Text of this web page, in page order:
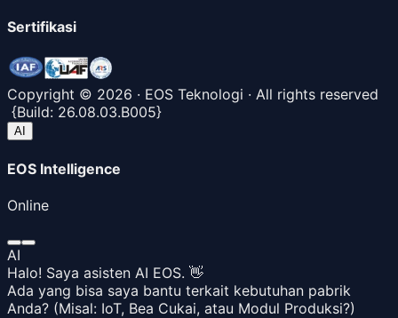
Sertifikasi
Copyright © 2026 · EOS Teknologi · All rights reserved
{Build: 26.08.03.B005}
AI
EOS Intelligence
Online
AI
Halo! Saya asisten AI EOS. 👋
Ada yang bisa saya bantu terkait kebutuhan pabrik
Anda? (Misal: IoT, Bea Cukai, atau Modul Produksi?)